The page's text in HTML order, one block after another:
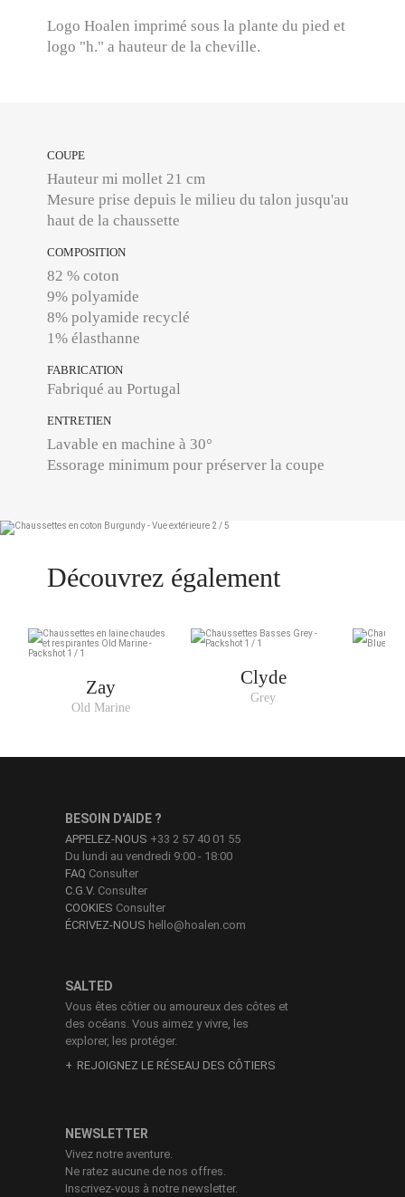
Logo Hoalen imprimé sous la plante du pied et
logo "h." a hauteur de la cheville.
COUPE
Hauteur mi mollet 21 cm
Mesure prise depuis le milieu du talon jusqu'au
haut de la chaussette
COMPOSITION
82 % coton
9% polyamide
8% polyamide recyclé
1% élasthanne
FABRICATION
Fabriqué au Portugal
ENTRETIEN
Lavable en machine à 30°
Essorage minimum pour préserver la coupe
Découvrez également
Zay
Old Marine
Clyde
Grey
SALTED
Vous êtes côtier ou amoureux des côtes et
des océans. Vous aimez y vivre, les
explorer, les protéger.
REJOIGNEZ LE RÉSEAU DES CÔTIERS
BESOIN D'AIDE ?
APPELEZ-NOUS +33 2 57 40 01 55
Du lundi au vendredi 9:00 - 18:00
FAQ Consulter
C.G.V. Consulter
COOKIES Consulter
ÉCRIVEZ-NOUS hello@hoalen.com
NEWSLETTER
Vivez notre aventure.
Ne ratez aucune de nos offres.
Inscrivez-vous à notre newsletter.